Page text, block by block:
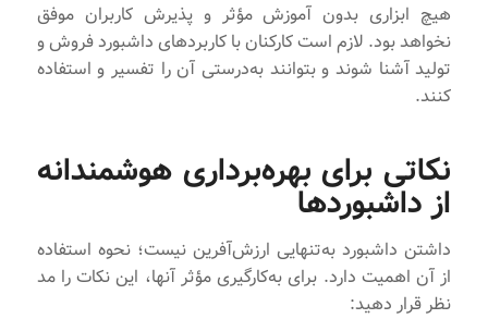
هیچ ابزاری بدون آموزش مؤثر و پذیرش کاربران موفق
نخواهد بود. لازم است کارکنان با کاربردهای داشبورد فروش و
تولید آشنا شوند و بتوانند به‌درستی آن را تفسیر و استفاده
کنند.
نکاتی برای بهره‌برداری هوشمندانه
از داشبوردها
داشتن داشبورد به‌تنهایی ارزش‌آفرین نیست؛ نحوه استفاده
از آن اهمیت دارد. برای به‌کارگیری مؤثر آنها، این نکات را مد
نظر قرار دهید: